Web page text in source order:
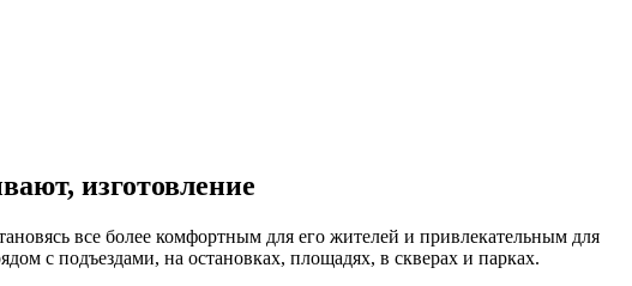
изготовление
все более комфортным для его жителей и привлекательным для
с подъездами, на остановках, площадях, в скверах и парках.